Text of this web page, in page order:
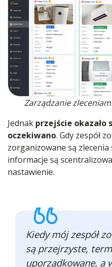
Zarządzanie
Jednak przejście okazało
oczekiwano. Gdy zespół
zorganizowane są
informacje są
nastawienie.
Kiedy mój zespół
są przejrzyste,
uporządkowane, a